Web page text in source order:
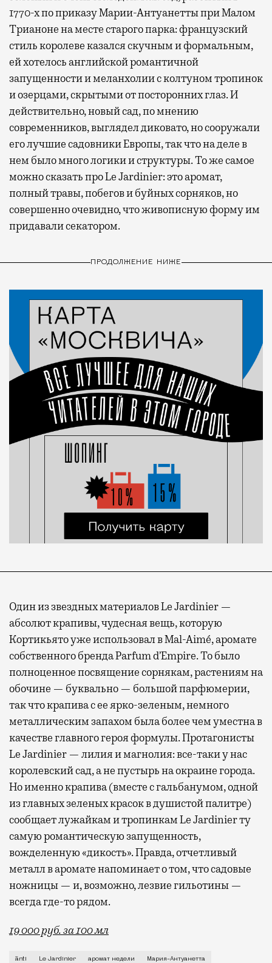
1770-х по приказу Марии-Антуанетты при Малом
Трианоне на месте старого парка: французский
стиль королеве казался скучным и формальным,
ей хотелось английской романтичной
запущенности и меланхолии с колтуном тропинок
и озерцами, скрытыми от посторонних глаз. И
действительно, новый сад, по мнению
современников, выглядел диковато, но сооружали
его лучшие садовники Европы, так что на деле в
нем было много логики и структуры. То же самое
можно сказать про Le Jardinier: это аромат,
полный травы, побегов и буйных сорняков, но
совершенно очевидно, что живописную форму им
придавали секатором.
ПРОДОЛЖЕНИЕ НИЖЕ
Один из звездных материалов Le Jardinier —
абсолют крапивы, чудесная вещь, которую
Кортикьято уже использовал в Mal-Aimé, аромате
собственного бренда Parfum d’Empire. То было
полноценное посвящение сорнякам, растениям на
обочине — буквально — большой парфюмерии,
так что крапива с ее ярко-зеленым, немного
металлическим запахом была более чем уместна в
качестве главного героя формулы. Протагонисты
Le Jardinier — лилия и магнолия: все-таки у нас
королевский сад, а не пустырь на окраине города.
Но именно крапива (вместе с гальбанумом, одной
из главных зеленых красок в душистой палитре)
сообщает лужайкам и тропинкам Le Jardinier ту
самую романтическую запущенность,
вожделенную «дикость». Правда, отчетливый
металл в аромате напоминает о том, что садовые
ножницы — и, возможно, лезвие гильотины —
всегда где-то рядом.
19 000 руб. за 100 мл
Если попросить знакомого парфманьяка назвать
ānti Le Jardinier аромат недели Мария-Антуанетта